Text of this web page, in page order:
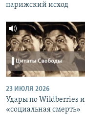
парижский исход
23 ИЮЛЯ 2026
Удары по Wildberries и
«социальная смерть»